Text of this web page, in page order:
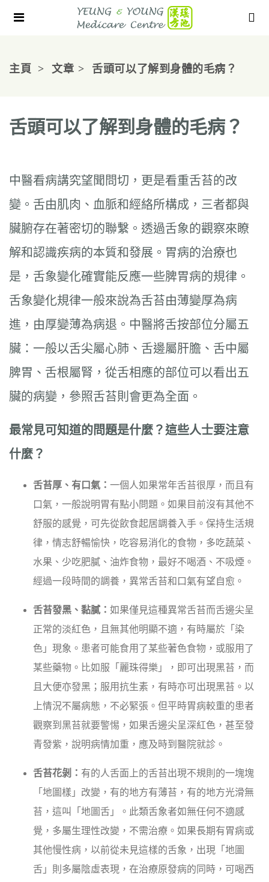
主頁 文章 舌頭可以了解到身體的毛病？
舌頭可以了解到身體的毛病？
中醫看病講究望聞問切，更是看重舌苔的改
變。舌由肌肉、血脈和經絡所構成，三者都與
臟腑存在著密切的聯繫。透過舌象的觀察來瞭
解和認識疾病的本質和發展。胃病的治療也
是，舌象變化確實能反應一些脾胃病的規律。
舌象變化規律一般來說為舌苔由薄變厚為病
進，由厚變薄為病退。中醫將舌按部位分屬五
臟：一般以舌尖屬心肺、舌邊屬肝膽、舌中屬
脾胃、舌根屬腎，從舌相應的部位可以看出五
臟的病變，參照舌苔則會更為全面。
最常見可知道的問題是什麼？這些人士要注意
什麼？
舌苔厚、有口氣： 一個人如果常年舌苔很厚，而且有
口氣，一般說明胃有點小問題。如果目前沒有其他不
舒服的感覺，可先從飲食起居調養入手。保持生活規
律，情志舒暢愉快，吃容易消化的食物，多吃蔬菜、
水果、少吃肥膩、油炸食物，最好不喝酒、不吸煙。
經過一段時間的調養，異常舌苔和口氣有望自愈。
舌苔發黑、黏膩： 如果僅見這種異常舌苔而舌邊尖呈
正常的淡紅色，且無其他明顯不適，有時屬於「染
色」現象。患者可能食用了某些著色食物，或服用了
某些藥物。比如服「麗珠得樂」，即可出現黑苔，而
且大便亦發黑；服用抗生素，有時亦可出現黑苔。以
上情況不屬病態，不必緊張。但平時胃病較重的患者
觀察到黑苔就要警惕，如果舌邊尖呈深紅色，甚至發
青發紫，說明病情加重，應及時到醫院就診。
舌苔花剝： 有的人舌面上的舌苔出現不規則的一塊塊
「地圖樣」改變，有的地方有薄苔，有的地方光滑無
苔，這叫「地圖舌」。此類舌象者如無任何不適感
覺，多屬生理性改變，不需治療。如果長期有胃病或
其他慢性病，以前從未見這樣的舌象，出現「地圖
舌」則多屬陰虛表現，在治療原發病的同時，可喝西